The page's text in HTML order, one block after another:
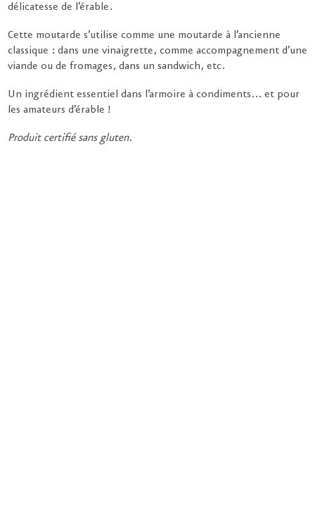
délicatesse de l’érable.
Cette moutarde s’utilise comme une moutarde à l’ancienne
classique : dans une vinaigrette, comme accompagnement d’une
viande ou de fromages, dans un sandwich, etc.
Un ingrédient essentiel dans l’armoire à condiments... et pour
les amateurs d’érable !
Produit certifié sans gluten.